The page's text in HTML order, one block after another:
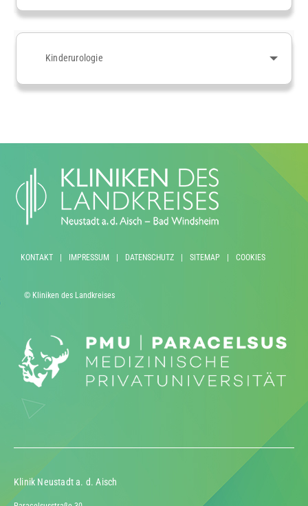
Kinderurologie
KONTAKT IMPRESSUM DATENSCHUTZ SITEMAP COOKIES
© Kliniken des Landkreises
Klinik Neustadt a. d. Aisch